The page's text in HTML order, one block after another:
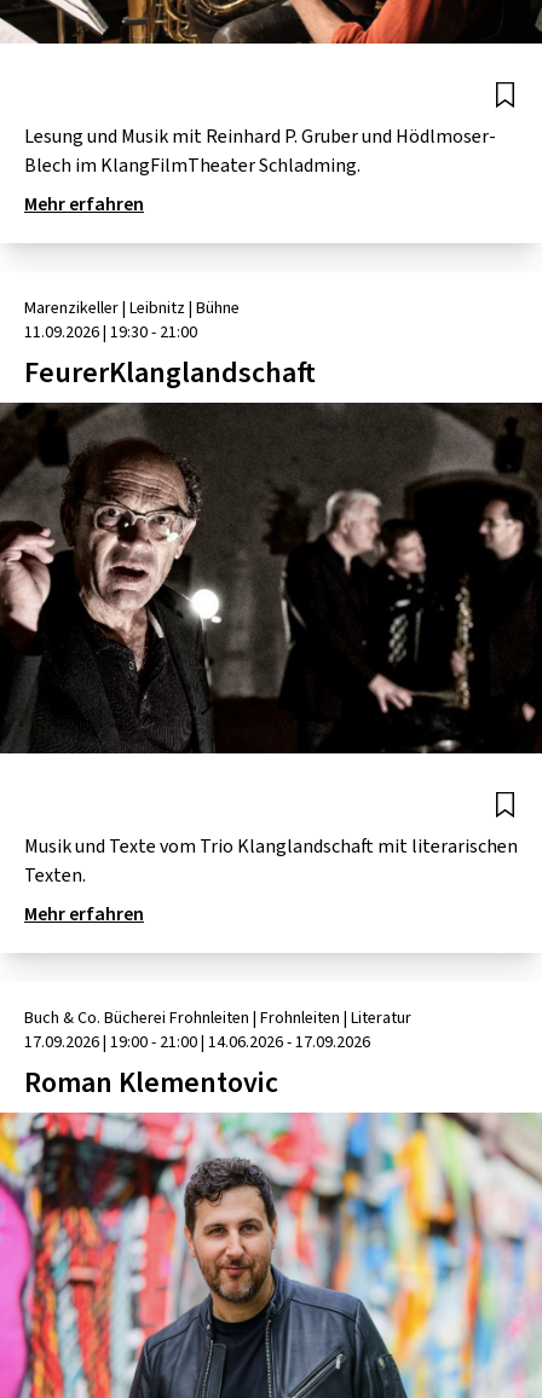
Lesung und Musik mit Reinhard P. Gruber und Hödlmoser-
Blech im KlangFilmTheater Schladming.
Mehr erfahren
Marenzikeller| Leibnitz| Bühne
11.09.2026| 19:30 - 21:00
FeurerKlanglandschaft
Musik und Texte vom Trio Klanglandschaft mit literarischen
Texten.
Mehr erfahren
Buch & Co. Bücherei Frohnleiten | Frohnleiten | Literatur
17.09.2026| 19:00 - 21:00| 14.06.2026 - 17.09.2026
Roman Klementovic